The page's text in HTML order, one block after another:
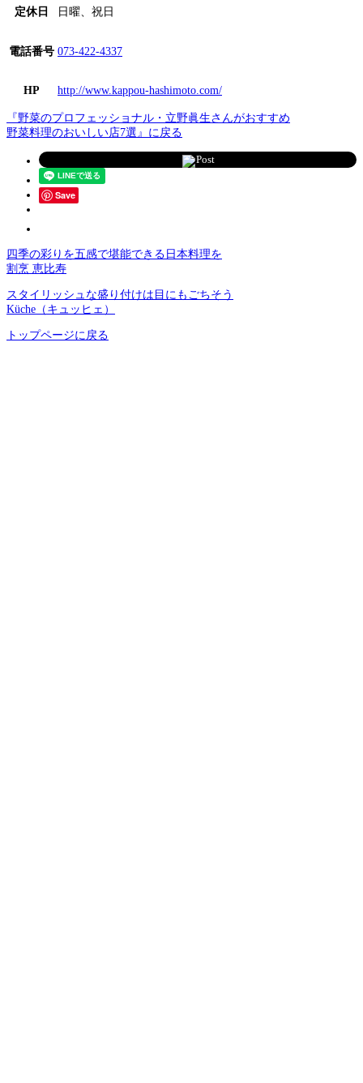
定休日 日曜、祝日
電話番号 073-422-4337
HP http://www.kappou-hashimoto.com/
『野菜のプロフェッショナル・立野眞生さんがおすすめ
野菜料理のおいしい店7選』に戻る
Post
Save
四季の彩りを五感で堪能できる日本料理を
割烹 恵比寿
スタイリッシュな盛り付けは目にもごちそう
Küche（キュッヒェ）
トップページに戻る